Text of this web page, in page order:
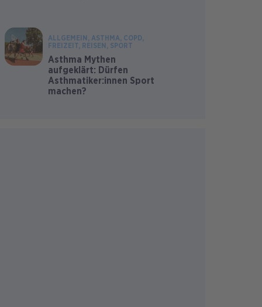
ALLGEMEIN ASTHMA
COPD
FREIZEIT
REISEN SPORT
Asthma Mythen
aufgeklärt: Dürfen
Asthmatiker:innen Sport
machen?